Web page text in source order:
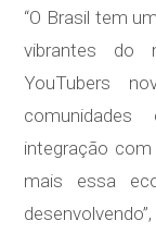
“O Brasil tem
vibrantes do
YouTubers
integração com
mais essa